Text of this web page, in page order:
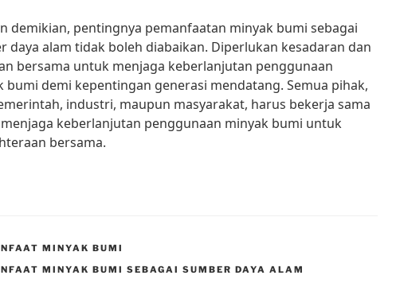
demikian, pentingnya pemanfaatan minyak bumi sebagai
daya alam tidak boleh diabaikan. Diperlukan kesadaran dan
bersama untuk menjaga keberlanjutan penggunaan
bumi demi kepentingan generasi mendatang. Semua pihak,
industri, maupun masyarakat, harus bekerja sama
keberlanjutan penggunaan minyak bumi untuk
bersama.
MINYAK BUMI
MINYAK BUMI SEBAGAI SUMBER DAYA ALAM